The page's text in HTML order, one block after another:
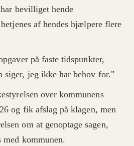
bevilliget hende
af hendes hjælpere flere
på faste tidspunkter,
siger, jeg ikke har behov for."
over kommunens
og fik afslag på klagen, men
om at genoptage sagen,
med kommunen.